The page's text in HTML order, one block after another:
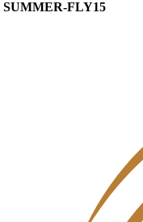
SUMMER-FLY15